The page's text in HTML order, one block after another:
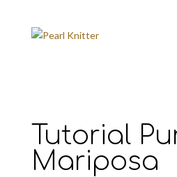
Tutorial
Mariposa